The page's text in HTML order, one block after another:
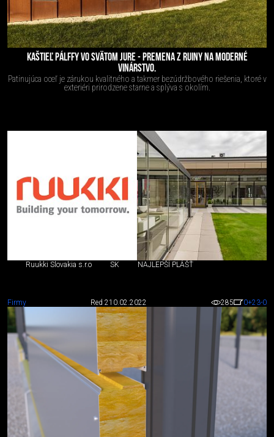
KAŠTIEĽ PÁLFFY VO SVÄTOM JURE - PREMENA Z RUINY NA MODERNÉ
VINÁRSTVO.
Patinujúca oceľ je zárukou kvalitného a takmer bezúdržbového riešenia, ktoré v
exteriéri prirodzene starne a splýva s okolím.
Ruukki Slovakia s.r.o SK NAJLEPŠÍ PLÁŠŤ
Firmy Red 210.02.2022 285 0+23-0